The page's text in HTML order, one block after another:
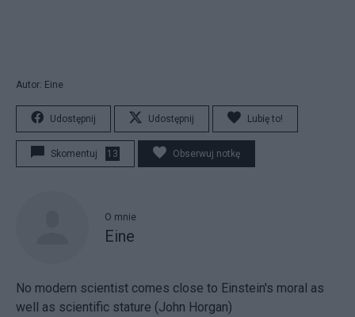
Autor: Eine
Udostępnij Udostępnij Lubię to!
Skomentuj 13 Obserwuj notkę
O mnie
Eine
No modern scientist comes close to Einstein's moral as
well as scientific stature (John Horgan)